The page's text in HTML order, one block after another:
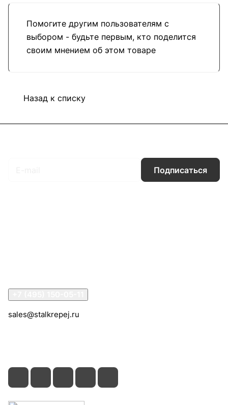
Помогите другим пользователям с
выбором - будьте первым, кто поделится
своим мнением об этом товаре
Назад к списку
Подписаться
sales@stalkrepej.ru